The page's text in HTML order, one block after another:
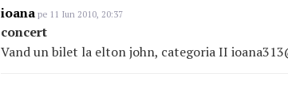
ioana pe 11 Iun 2010, 20:37
concert
Vand un bilet la elton john, categoria II